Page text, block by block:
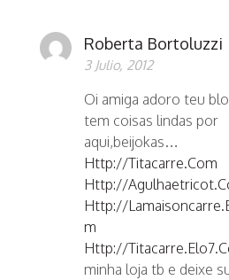
Roberta Bortoluzzi
3 Julio, 2012
Oi amiga adoro teu
tem coisas lindas por
aqui,beijokas…
Http://titacarre.com
Http://
Http://
M
Http://
minha loja tb e deixe